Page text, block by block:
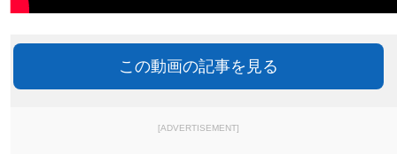
この動画の記事を見る
[ADVERTISEMENT]